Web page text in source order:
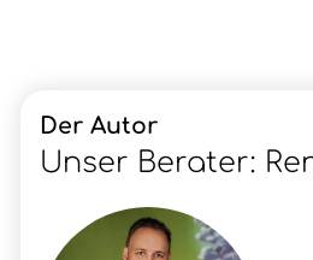
Der Autor
Unser Berater: